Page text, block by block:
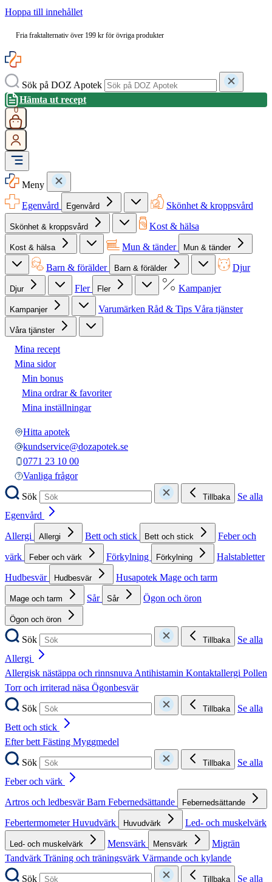
Hoppa till innehållet
Fria fraktalternativ över 199 kr för övriga produkter
Sök på DOZ Apotek
Hämta ut recept
0
Meny
Egenvård
Egenvård Skönhet & kroppsvård
Skönhet & kroppsvård Kost & hälsa
Kost & hälsa Mun & tänder Mun & tänder
Barn & förälder Barn & förälder Djur
Djur Fler Fler Kampanjer
Kampanjer Varumärken Råd & Tips Våra tjänster
Våra tjänster
Mina recept
Mina sidor
Min bonus
Mina ordrar & favoriter
Mina inställningar
Hitta apotek
kundservice@dozapotek.se
0771 23 10 00
Vanliga frågor
Sök
Tillbaka
Se alla
Egenvård
Allergi
Allergi Bett och stick Bett och stick
Feber och
värk
Feber och värk Förkylning Förkylning
Halstabletter
Hudbesvär
Hudbesvär Husapotek Mage och tarm
Mage och tarm Sår Sår Ögon och öron
Ögon och öron
Sök Tillbaka
Se alla
Allergi
Allergisk nästäppa och rinnsnuvaAntihistamin Kontaktallergi Pollen
Torr och irriterad näsa Ögonbesvär
Sök
Tillbaka
Se alla
Bett och stick
Efter bettFästing Myggmedel
Sök
Tillbaka
Se alla
Feber och värk
Artros och ledbesvärBarn Febernedsättande Febernedsättande
FebertermometerHuvudvärk Huvudvärk Led- och muskelvärk
Led- och muskelvärk Mensvärk Mensvärk
Migrän
Tandvärk Träning och träningsvärk Värmande och kylande
Sök
Tillbaka
Se alla